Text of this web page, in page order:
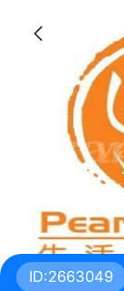
ID:2663049